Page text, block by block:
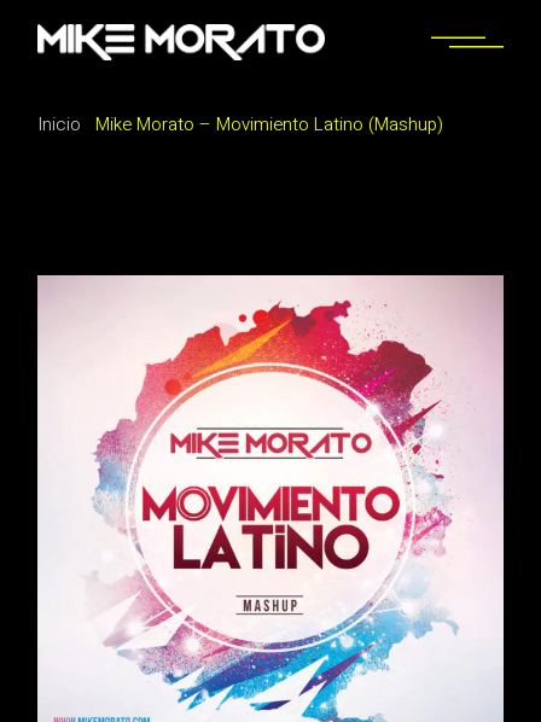
contenido
Inicio Mike Morato – Movimiento Latino (Mashup)